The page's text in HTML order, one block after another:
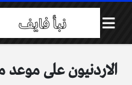
الاردنيون على